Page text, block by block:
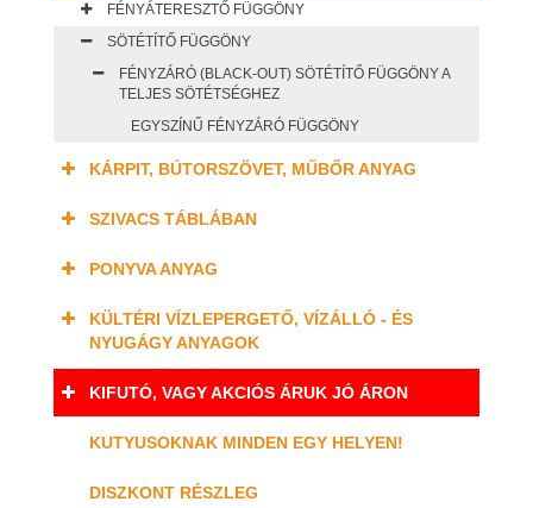
FÉNYÁTERESZTŐ FÜGGÖNY
SÖTÉTÍTŐ FÜGGÖNY
FÉNYZÁRÓ (BLACK-OUT) SÖTÉTÍTŐ FÜGGÖNY A
TELJES SÖTÉTSÉGHEZ
EGYSZÍNŰ FÉNYZÁRÓ FÜGGÖNY
KÁRPIT, BÚTORSZÖVET, MŰBŐR ANYAG
SZIVACS TÁBLÁBAN
PONYVA ANYAG
KÜLTÉRI VÍZLEPERGETŐ, VÍZÁLLÓ - ÉS
NYUGÁGY ANYAGOK
KIFUTÓ, VAGY AKCIÓS ÁRUK JÓ ÁRON
KUTYUSOKNAK MINDEN EGY HELYEN!
DISZKONT RÉSZLEG